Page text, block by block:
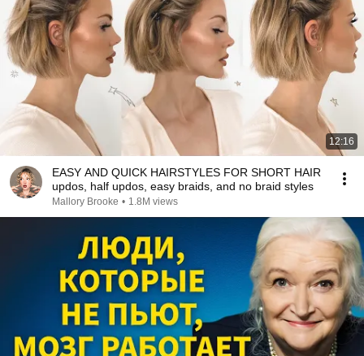
12:16
EASY AND QUICK HAIRSTYLES FOR SHORT HAIR
updos, half updos, easy braids, and no braid styles
Mallory Brooke • 1.8M views